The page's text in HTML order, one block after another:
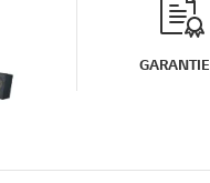
GARANTIE